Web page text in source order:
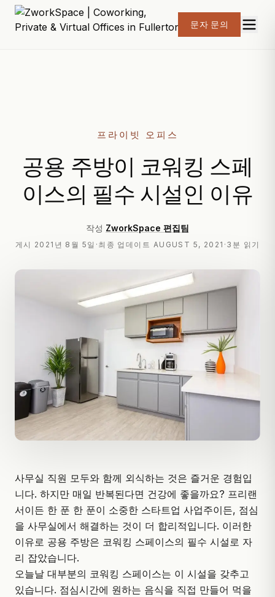
문자 문의
프라이빗 오피스
공용 주방이 코워킹 스페
이스의 필수 시설인 이유
작성 ZworkSpace 편집팀
게시 2021년 8월 5일 · 최종 업데이트 AUGUST 5, 2021 · 3분 읽기
사무실 직원 모두와 함께 외식하는 것은 즐거운 경험입
니다. 하지만 매일 반복된다면 건강에 좋을까요? 프리랜
서이든 한 푼 한 푼이 소중한 스타트업 사업주이든, 점심
을 사무실에서 해결하는 것이 더 합리적입니다. 이러한
이유로 공용 주방은 코워킹 스페이스의 필수 시설로 자
리 잡았습니다.
오늘날 대부분의 코워킹 스페이스는 이 시설을 갖추고
있습니다. 점심시간에 원하는 음식을 직접 만들어 먹을